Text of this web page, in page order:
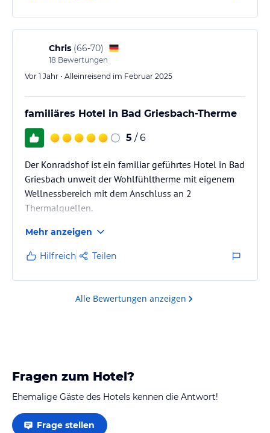
Chris (66-70)
18 Bewertungen
Vor 1 Jahr • Alleinreisend im Februar 2025
familiäres Hotel in Bad Griesbach-Therme
5 / 6
Der Konradshof ist ein familiar geführtes Hotel in Bad
Griesbach unweit der Wohlfühltherme mit eigenem
Wellnessbereich mit dem Anschluss an 2
Thermalquellen.
Mehr anzeigen
Hilfreich Teilen
Alle Bewertungen anzeigen
Fragen zum Hotel?
Ehemalige Gäste des Hotels kennen die Antwort!
Frage stellen